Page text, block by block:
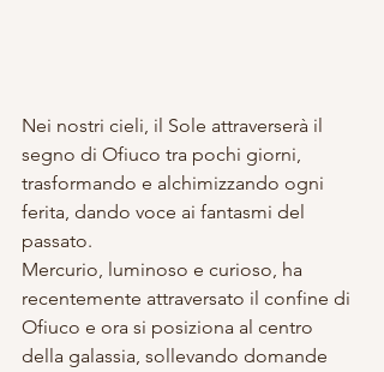
Nei nostri cieli, il Sole attraverserà il
segno di Ofiuco tra pochi giorni,
trasformando e alchimizzando ogni
ferita, dando voce ai fantasmi del
passato.
Mercurio, luminoso e curioso, ha
recentemente attraversato il confine di
Ofiuco e ora si posiziona al centro
della galassia, sollevando domande